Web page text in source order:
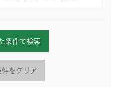
をクリア
条件で検索